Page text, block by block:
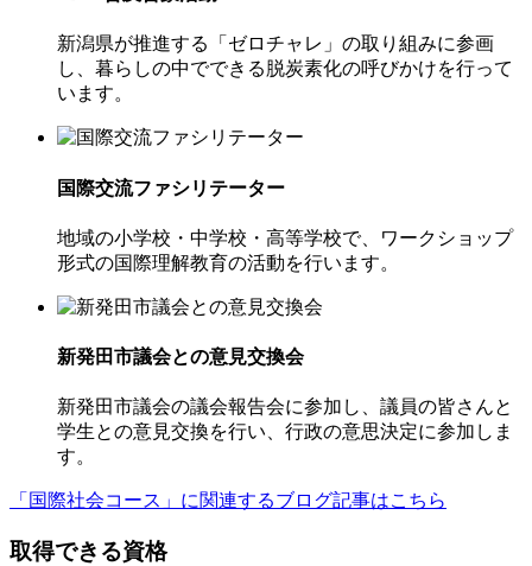
新潟県が推進する「ゼロチャレ」の取り組みに参画
し、暮らしの中でできる脱炭素化の呼びかけを行って
います。
国際交流ファシリテーター
地域の小学校・中学校・高等学校で、ワークショップ
形式の国際理解教育の活動を行います。
新発田市議会との意見交換会
新発田市議会の議会報告会に参加し、議員の皆さんと
学生との意見交換を行い、行政の意思決定に参加しま
す。
「国際社会コース」に関連するブログ記事はこちら
取得できる資格